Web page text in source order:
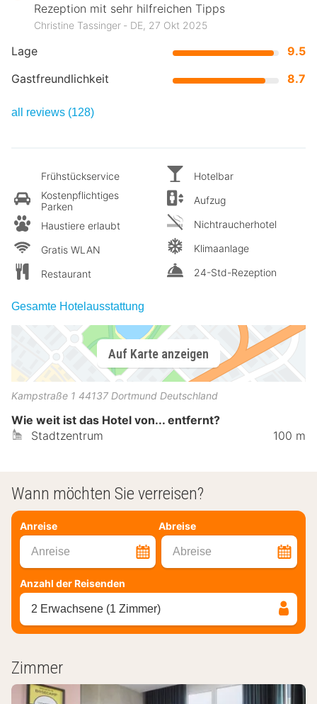
Lage
9.5
Gastfreundlichkeit
8.7
Rezeption mit sehr hilfreichen Tipps
Christine Tassinger ‐ DE, 27 Okt 2025
all reviews (128)
Frühstückservice
Kostenpflichtiges
Parken
Haustiere erlaubt
Gratis WLAN
Restaurant
Hotelbar
Aufzug
Nichtraucherhotel
Klimaanlage
24-Std-Rezeption
Gesamte Hotelausstattung
Auf Karte anzeigen
Kampstraße 1 44137 Dortmund Deutschland
Wie weit ist das Hotel von... entfernt?
Stadtzentrum
100 m
Wann möchten Sie verreisen?
Anreise Abreise
Anreise Abreise
Anzahl der Reisenden
2 Erwachsene (1 Zimmer)
Zimmer